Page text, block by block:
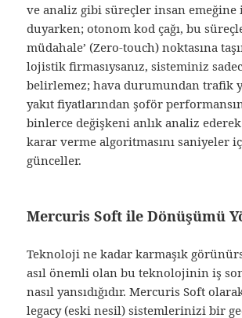
ve analiz gibi süreçler insan emeğine
duyarken; otonom kod çağı, bu
müdahale’ (Zero-touch) noktasına
lojistik firmasıysanız, sisteminiz
belirlemez; hava durumundan trafik
yakıt fiyatlarından şoför
binlerce değişkeni anlık analiz ederek
karar verme algoritmasını saniyeler
günceller.
Mercuris Soft ile Dönüşümü
Teknoloji ne kadar karmaşık
asıl önemli olan bu teknolojinin iş
nasıl yansıdığıdır. Mercuris Soft
legacy (eski nesil) sistemlerinizi bir